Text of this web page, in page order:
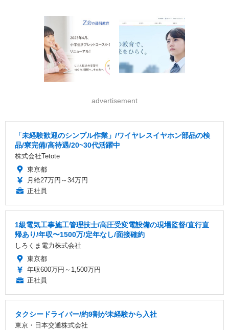
advertisement
「未経験歓迎のシンプル作業」/ワイヤレスイヤホン部品の検
品/寮完備/高待遇/20~30代活躍中
株式会社Tetote
東京都
月給27万円～34万円
正社員
1級電気工事施工管理技士/高圧受変電設備の現場監督/直行直
帰あり/年収〜1500万/定年なし/面接確約
しろくま電力株式会社
東京都
年収600万円～1,500万円
正社員
タクシードライバー/約9割が未経験から入社
東京・日本交通株式会社